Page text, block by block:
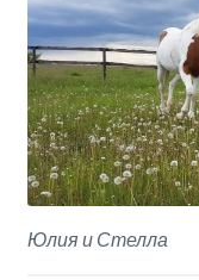
Юлия и Стелла